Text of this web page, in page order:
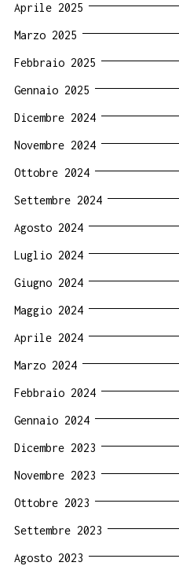
Aprile 2025
Marzo 2025
Febbraio 2025
Gennaio 2025
Dicembre 2024
Novembre 2024
Ottobre 2024
Settembre 2024
Agosto 2024
Luglio 2024
Giugno 2024
Maggio 2024
Aprile 2024
Marzo 2024
Febbraio 2024
Gennaio 2024
Dicembre 2023
Novembre 2023
Ottobre 2023
Settembre 2023
Agosto 2023